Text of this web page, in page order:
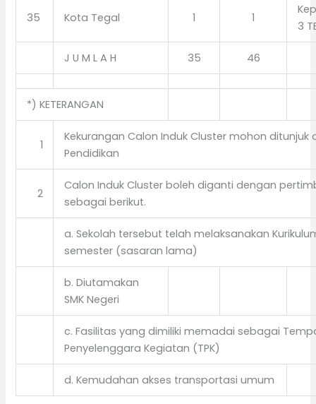
35 Kota Tegal 1 1
3
J U M L A H 35 46
*) KETERANGAN
1
Kekurangan Calon Induk Cluster mohon ditunjuk
Pendidikan
2
Calon Induk Cluster boleh diganti dengan
sebagai berikut.
a. Sekolah tersebut telah melaksanakan
semester (sasaran lama)
b. Diutamakan
SMK Negeri
c. Fasilitas yang dimiliki memadai sebagai
Penyelenggara Kegiatan (TPK)
d. Kemudahan akses transportasi umum